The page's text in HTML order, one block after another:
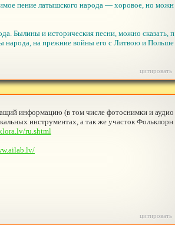
пение латышского народа — хоровое, но можн
Былины и историческия песни, можно сказать, п
народа, на прежние войны его с Литвою и Польше
цитировать
информацию (в том числе фотоснимки и аудио
инструментах, а так же участок Фольклорн
ru.shtml
цитировать